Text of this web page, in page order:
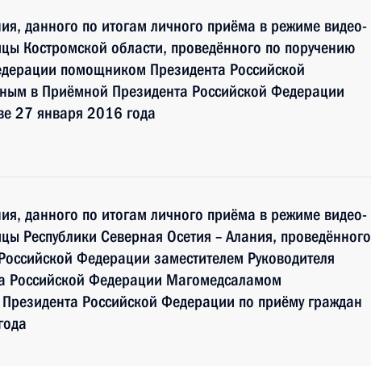
данного по итогам личного приёма в режиме видео-
Костромской области, проведённого по поручению
помощником Президента Российской
в Приёмной Президента Российской Федерации
27 января 2016 года
данного по итогам личного приёма в режиме видео-
Республики Северная Осетия – Алания, проведённого
Федерации заместителем Руководителя
Российской Федерации Магомедсаламом
Российской Федерации по приёму граждан